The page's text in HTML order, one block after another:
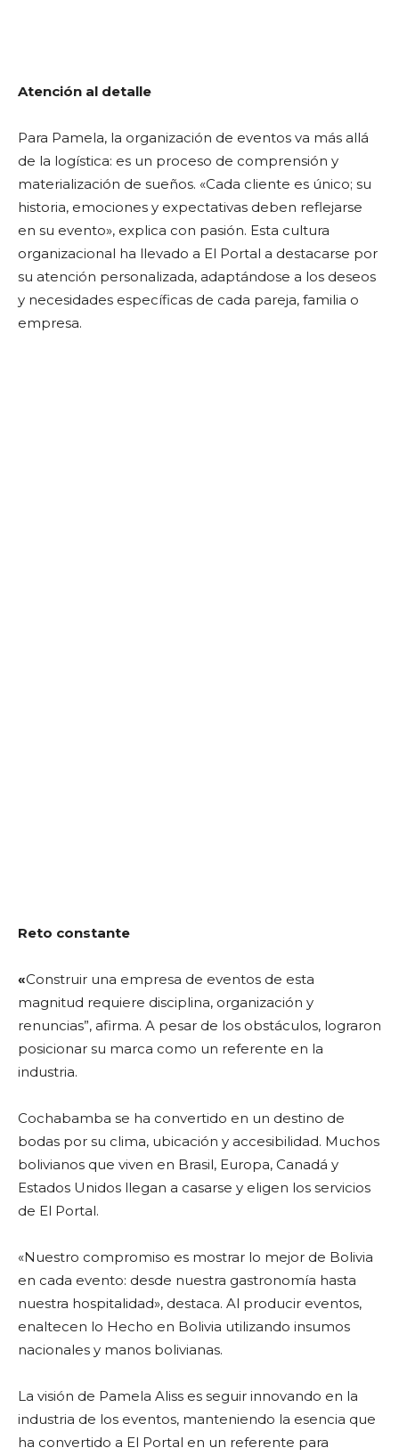
Atención al detalle
Para Pamela, la organización de eventos va más allá
de la logística: es un proceso de comprensión y
materialización de sueños. «Cada cliente es único; su
historia, emociones y expectativas deben reflejarse
en su evento», explica con pasión. Esta cultura
organizacional ha llevado a El Portal a destacarse por
su atención personalizada, adaptándose a los deseos
y necesidades específicas de cada pareja, familia o
empresa.
Reto constante
«Construir una empresa de eventos de esta
magnitud requiere disciplina, organización y
renuncias”, afirma. A pesar de los obstáculos, lograron
posicionar su marca como un referente en la
industria.
Cochabamba se ha convertido en un destino de
bodas por su clima, ubicación y accesibilidad. Muchos
bolivianos que viven en Brasil, Europa, Canadá y
Estados Unidos llegan a casarse y eligen los servicios
de El Portal.
«Nuestro compromiso es mostrar lo mejor de Bolivia
en cada evento: desde nuestra gastronomía hasta
nuestra hospitalidad», destaca. Al producir eventos,
enaltecen lo Hecho en Bolivia utilizando insumos
nacionales y manos bolivianas.
La visión de Pamela Aliss es seguir innovando en la
industria de los eventos, manteniendo la esencia que
ha convertido a El Portal en un referente para